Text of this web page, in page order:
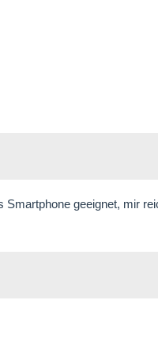
geeignet, mir